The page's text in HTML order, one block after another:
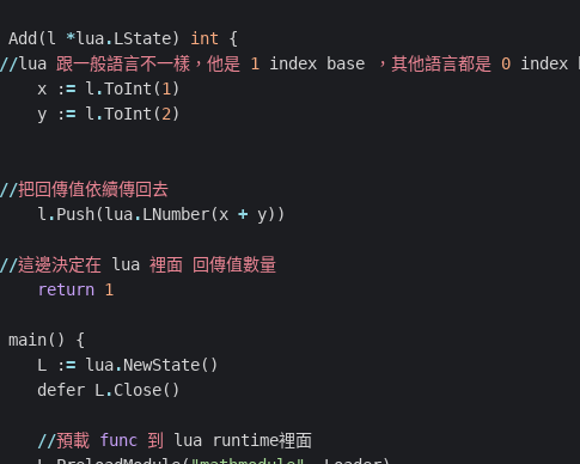
Add (l *lua.LState) int
{
//lua 跟一般語言不一樣，他是 1 index base ，其他語言都是 0 index
x
:= l .ToInt (1 )
y
:= l .ToInt (2)
//把回傳值依續傳回去
l .Push(lua.LNumber(x + y))
//這邊決定在 lua 裡面
回傳值數量
return 1
main()
{
L
:= lua.NewState()
defer L .Close()
//預載 func 到 lua
runtime裡面